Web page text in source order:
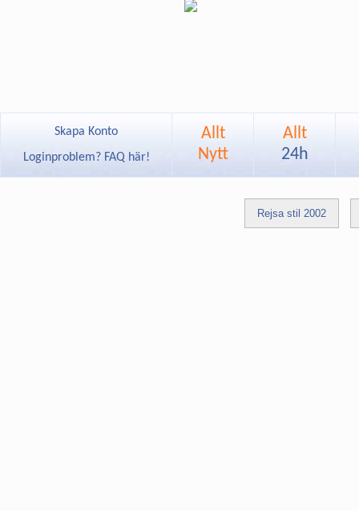
Skapa Konto
Loginproblem? FAQ här!
Allt
Nytt
Allt
24h
Rejsa stil 2002